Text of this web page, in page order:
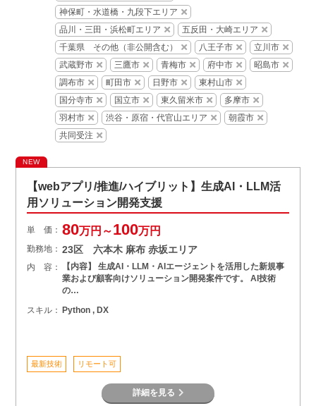
神保町・水道橋・九段下エリア
品川・三田・浜松町エリア
五反田・大崎エリア
千葉県 その他（非公開含む）
八王子市
立川市
武蔵野市
三鷹市 青梅市 府中市
昭島市
調布市
町田市 日野市
東村山市
国分寺市
国立市 東久留米市
多摩市
羽村市
渋谷・原宿・代官山エリア
朝霞市
共同受注
NEW
【webアプリ/推進/ハイブリット】生成AI・LLM活
用ソリューション開発支援
単 価： 80万円～100万円
勤務地： 23区 六本木 麻布 赤坂エリア
内 容：
【内容】 生成AI・LLM・AIエージェントを活用した新規事
業および顧客向けソリューション開発案件です。 AI技術
の…
スキル： Python , DX
最新技術 リモート可
詳細を見る